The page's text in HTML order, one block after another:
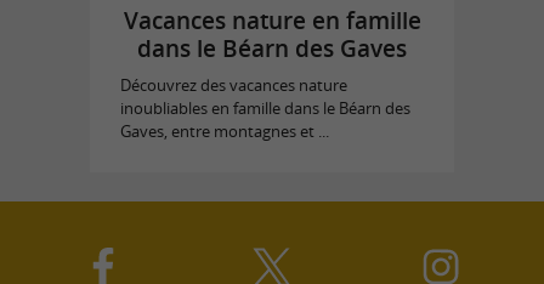
Vacances nature en famille
dans le Béarn des Gaves
Découvrez des vacances nature
inoubliables en famille dans le Béarn des
Gaves, entre montagnes et ...